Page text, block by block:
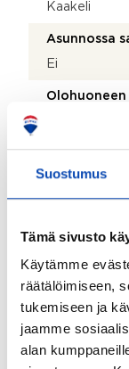
Suostumus
Tämä sivusto
Käytämme
räätälöimiseen,
tukemiseen ja
jaamme
alan
Kaakeli
Asunnossa
Ei
Parketti
1